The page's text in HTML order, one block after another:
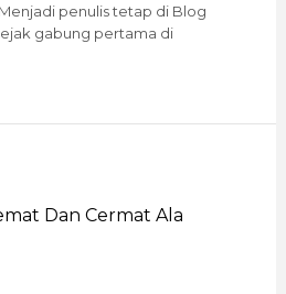
penulis tetap di Blog
gabung pertama di
Dan Cermat Ala